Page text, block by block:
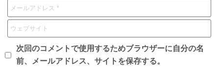
次回のコメントで使用するためブラウザーに自分の名
前、メールアドレス、サイトを保存する。